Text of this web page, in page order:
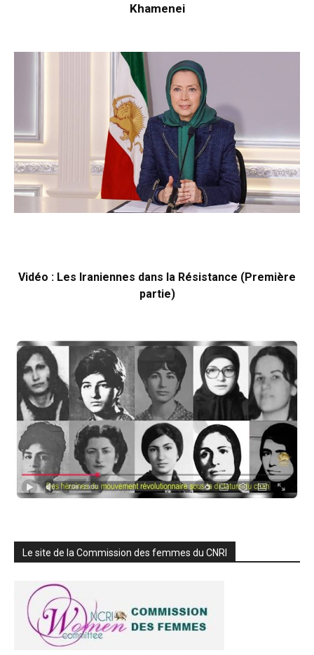
Khamenei
Vidéo : Les Iraniennes dans la Résistance (Première
partie)
Le site de la Commission des femmes du CNRI